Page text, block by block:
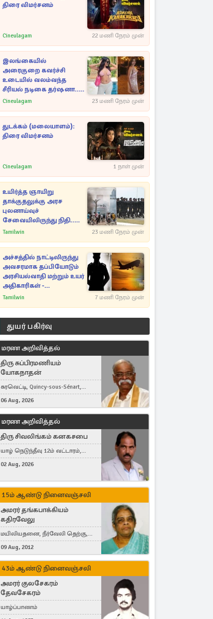
திரை விமர்சனம்
Cineulagam 22 மணி நேரம் முன்
இலங்கையில்
அரைகுறை கவர்ச்சி
உடையில் வலம்வந்த
சீரியல் நடிகை தர்ஷனா...
அவரே வெளியிட்ட
Cineulagam 23 மணி நேரம் முன்
துடக்கம் (மலையாளம்):
திரை விமர்சனம்
Cineulagam 1 நாள் முன்
உயிர்த்த ஞாயிறு
தாக்குதலுக்கு அரச
புலனாய்வுச்
சேவையிலிருந்து நிதி..
வெளியான அதிர்ச்சி
Tamilwin 23 மணி நேரம் முன்
அச்சத்தில் நாட்டிலிருந்து
அவசரமாக தப்பியோடும்
அரசியல்வாதி மற்றும் உயர்
அதிகாரிகள் -
ஆதாரங்களுடன்
Tamilwin 7 மணி நேரம் முன்
துயர் பகிர்வு
மரண அறிவித்தல்
திரு சுப்பிரமணியம்
யோகநாதன்
கரவெட்டி, Quincy-sous-Sénart,
France
06 Aug, 2026
மரண அறிவித்தல்
திரு சிவலிங்கம் கனகசபை
யாழ் நெடுந்தீவு 12ம் வட்டாரம்,
Jaffna, நயினாதீவு, London, United
02 Aug, 2026
15ம் ஆண்டு நினைவஞ்சலி
அமரர் தங்கபாக்கியம்
கதிரவேலு
மயிலியதனை, நீர்வேலி தெற்கு,
Herning, Denmark
09 Aug, 2012
43ம் ஆண்டு நினைவஞ்சலி
அமரர் குலசேகரம்
தேவசேகரம்
யாழ்ப்பாணம்